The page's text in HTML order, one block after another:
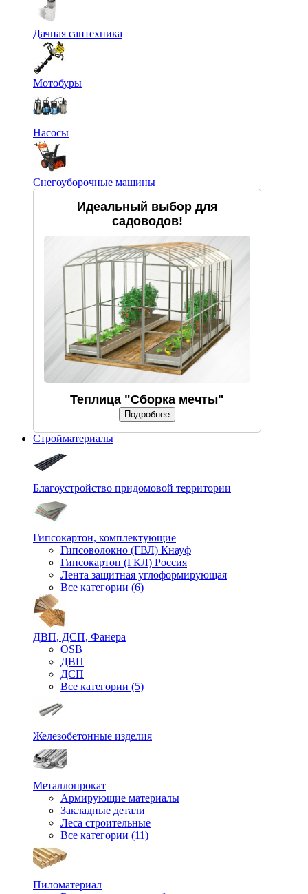
Дачная сантехника
Мотобуры
Насосы
Снегоуборочные машины
Идеальный выбор для
садоводов!
Теплица "Сборка мечты"
Подробнее
Стройматериалы
Благоустройство придомовой территории
Гипсокартон, комплектующие
Гипсоволокно (ГВЛ) Кнауф
Гипсокартон (ГКЛ) Россия
Лента защитная углоформирующая
Все категории (6)
ДВП, ДСП, Фанера
OSB
ДВП
ДСП
Все категории (5)
Железобетонные изделия
Металлопрокат
Армирующие материалы
Закладные детали
Леса строительные
Все категории (11)
Пиломатериал